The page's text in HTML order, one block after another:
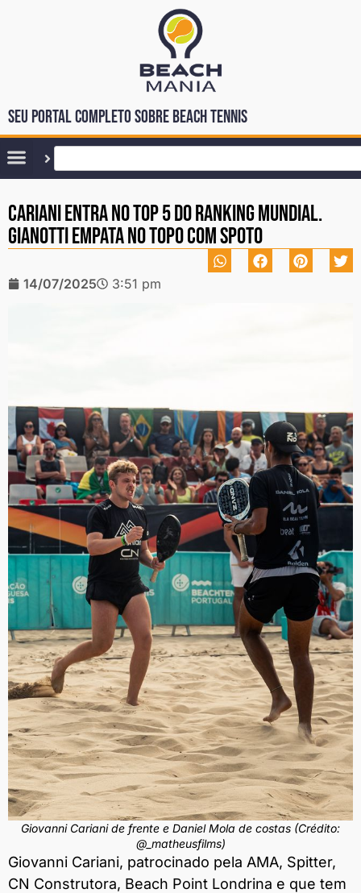
Seu portal completo sobre Beach Tennis
Cariani entra no top 5 do ranking mundial.
Gianotti empata no topo com Spoto
14/07/2025 3:51 pm
Giovanni Cariani de frente e Daniel Mola de costas (Crédito:
@_matheusfilms)
Giovanni Cariani, patrocinado pela AMA, Spitter,
CN Construtora, Beach Point Londrina e que tem